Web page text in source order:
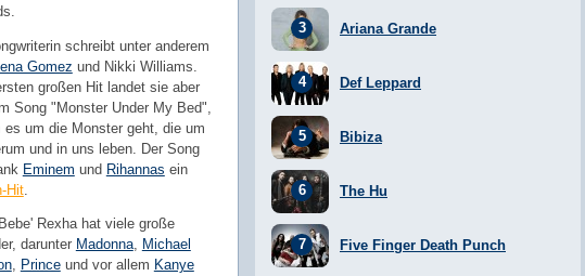
schreibt unter anderem
Gomez und Nikki Williams.
großen Hit landet sie aber
Song "Monster Under My Bed",
es um die Monster geht, die um
und in uns leben. Der Song
Eminem und Rihannas ein
Hit.
Rexha hat viele große
darunter Madonna, Michael
, Princeund vor allem Kanye
Ariana Grande
Def Leppard
Bibiza
The Hu
Five Finger Death Punch